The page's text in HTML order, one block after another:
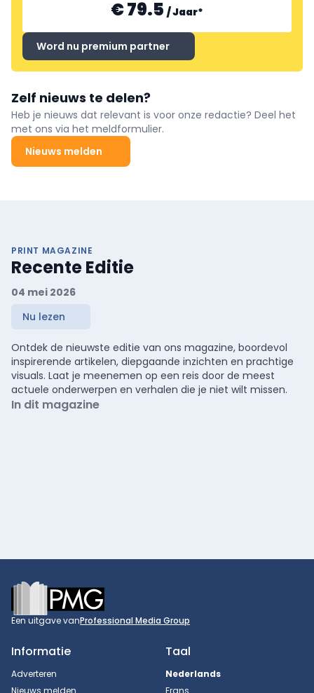
€ 79.5 /Jaar*
Word nu premium partner
Zelf nieuws te delen?
Heb je nieuws dat relevant is voor onze redactie? Deel het
met ons via het meldformulier.
Nieuws melden
PRINT MAGAZINE
Recente Editie
04 mei 2026
Nu lezen
Ontdek de nieuwste editie van ons magazine, boordevol
inspirerende artikelen, diepgaande inzichten en prachtige
visuals. Laat je meenemen op een reis door de meest
actuele onderwerpen en verhalen die je niet wilt missen.
In dit magazine
Footer
Een uitgave vanProfessional Media Group
Informatie
Adverteren
Taal
Nederlands